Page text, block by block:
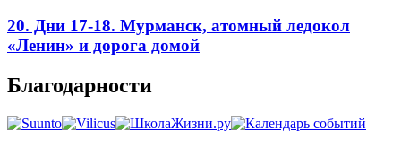
20. Дни 17-18. Мурманск, атомный ледокол
«Ленин» и дорога домой
Благодарности